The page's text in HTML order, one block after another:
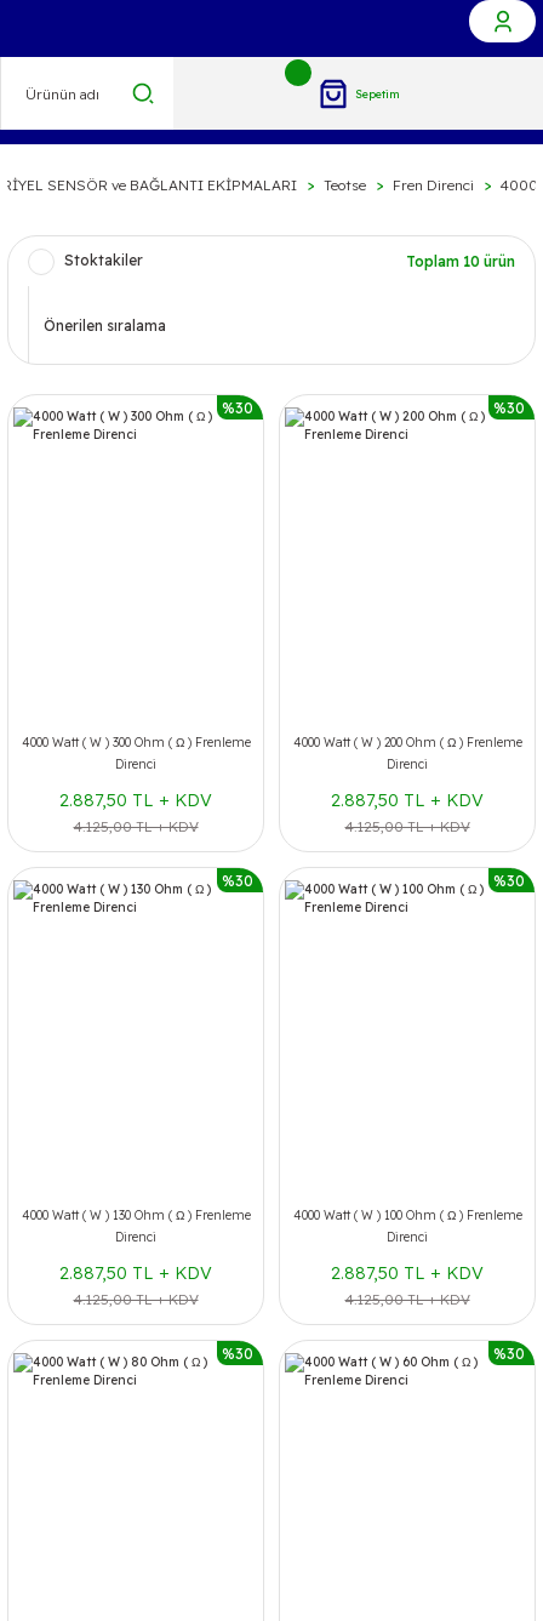
Sepetim
SENSÖR ve BAĞLANTI EKİPMALARI Teotse Fren Direnci 4000
Stoktakiler Toplam 10 ürün
%30
4000 Watt ( W ) 300 Ohm ( Ω ) Frenleme
Direnci
2.887,50 TL + KDV
4.125,00 TL + KDV
%30
4000 Watt ( W ) 200 Ohm ( Ω ) Frenleme
Direnci
2.887,50 TL + KDV
4.125,00 TL + KDV
%30
4000 Watt ( W ) 130 Ohm ( Ω ) Frenleme
Direnci
2.887,50 TL + KDV
4.125,00 TL + KDV
%30
4000 Watt ( W ) 100 Ohm ( Ω ) Frenleme
Direnci
2.887,50 TL + KDV
4.125,00 TL + KDV
%30 %30